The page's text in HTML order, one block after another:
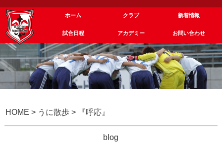
ホーム クラブ 新着情報
試合日程 アカデミー お問い合わせ
HOME > うに散歩 > 『呼応』
blog